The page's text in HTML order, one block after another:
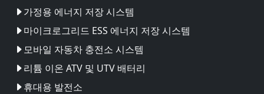
가정용 에너지 저장 시스템
마이크로그리드 ESS 에너지 저장 시스템
모바일 자동차 충전소 시스템
리튬 이온 ATV 및 UTV 배터리
휴대용 발전소